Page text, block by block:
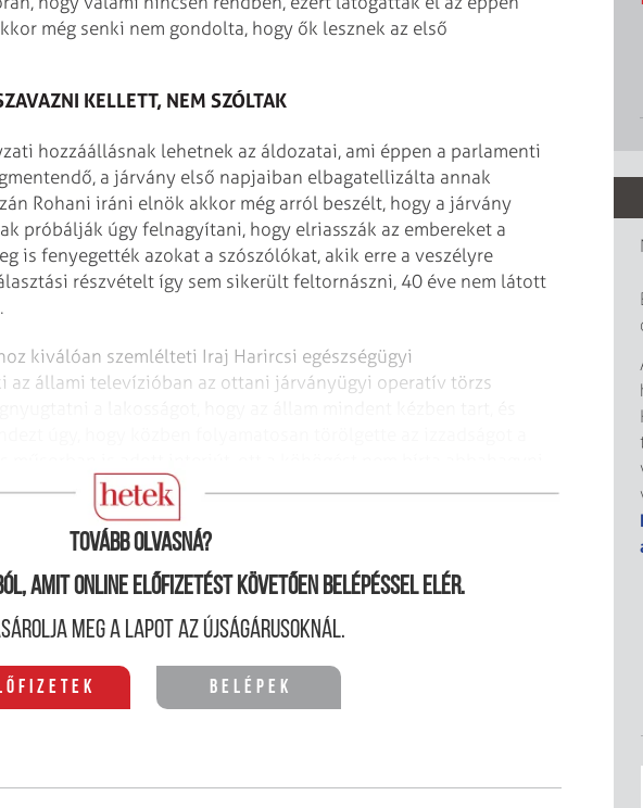
még senki nem gondolta, hogy ők lesznek az első
KELLETT, NEM SZÓLTAK
hozzáállásnak lehetnek az áldozatai, ami éppen a parlamenti
a járvány első napjaiban elbagatellizálta annak
Rohani iráni elnök akkor még arról beszélt, hogy a járvány
próbálják úgy felnagyítani, hogy elriasszák az embereket a
is fenyegették azokat a szószólókat, akik erre a veszélyre
részvételt így sem sikerült feltornászni, 40 éve nem látott
kiválóan szemlélteti Iraj Harircsi egészségügyi
az állami televízióban az ottani járványügyi operatív törzs
koronavírus-fertőzött. u
Tovább olvasná?
amit online előfizetést követően belépéssel elér.
meg a lapot az újságárusoknál.
Belépek